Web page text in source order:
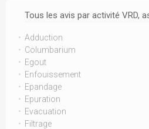
Tous les avis par activité VRD,
Adduction
Columbarium
Egout
Enfouissement
Epandage
Epuration
Evacuation
Filtrage